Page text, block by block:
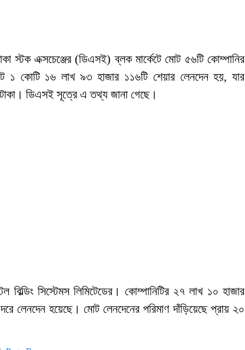
স্টক এক্সচেঞ্জের (ডিএসই) ব্লক মার্কেটে মোট ৫৬টি কোম্পানির
১ কোটি ১৬ লাখ ৯৩ হাজার ১১৬টি শেয়ার লেনদেন হয়, যার
ডিএসই সূত্রে এ তথ্য জানা গেছে।
বিল্ডিং সিস্টেমস লিমিটেডের। কোম্পানিটির ২৭ লাখ ১০ হাজার
লেনদেন হয়েছে। মোট লেনদেনের পরিমাণ দাঁড়িয়েছে প্রায় ২০